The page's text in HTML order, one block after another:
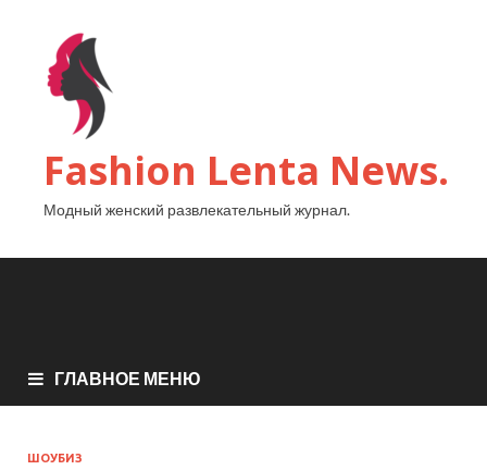
Fashion Lenta News.
Модный женский развлекательный журнал.
ГЛАВНОЕ МЕНЮ
ШОУБИЗ